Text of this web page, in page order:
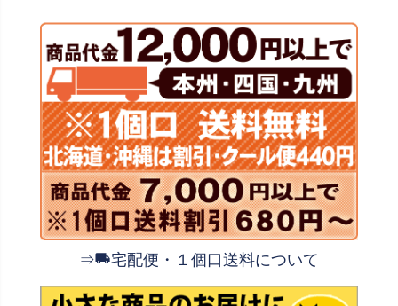
⇒ 宅配便・１個口送料について